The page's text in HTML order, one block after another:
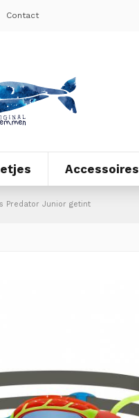
Contact
Accessoires
Predator Junior getint